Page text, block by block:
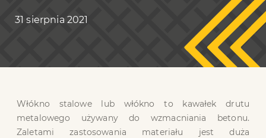
31 sierpnia 2021
Włókno stalowe lub włókno to kawałek drutu
metalowego używany do wzmacniania betonu.
Zaletami zastosowania materiału jest duża